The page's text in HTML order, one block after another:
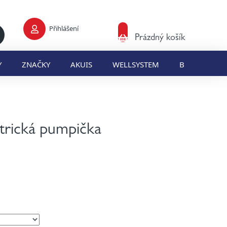
Přihlášení
Nákupní
košík
Prázdný košík
ZNAČKY AKUIS WELLSYSTEM BLOG
pumpička